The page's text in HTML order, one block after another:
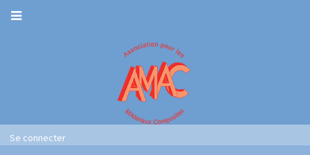
Aller
navigationNavigation
User
Se connecter